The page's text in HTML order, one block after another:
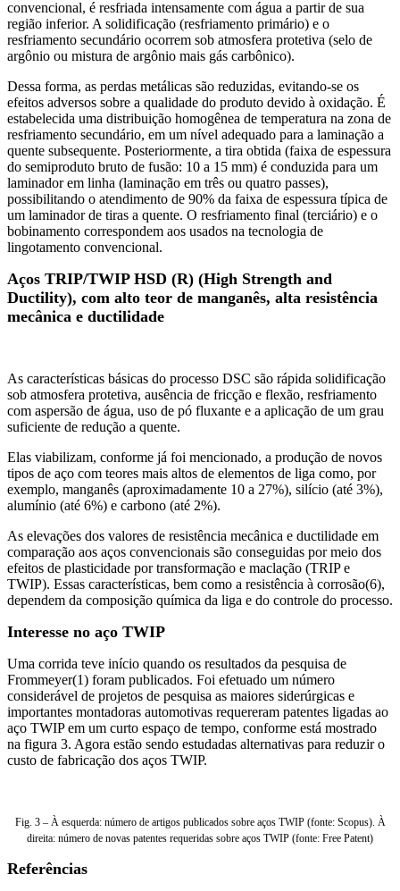
convencional, é resfriada intensamente com água a partir de sua
região inferior. A solidificação (resfriamento primário) e o
resfriamento secundário ocorrem sob atmosfera protetiva (selo de
argônio ou mistura de argônio mais gás carbônico).
Dessa forma, as perdas metálicas são reduzidas, evitando-se os
efeitos adversos sobre a qualidade do produto devido à oxidação. É
estabelecida uma distribuição homogênea de temperatura na zona de
resfriamento secundário, em um nível adequado para a laminação a
quente subsequente. Posteriormente, a tira obtida (faixa de espessura
do semiproduto bruto de fusão: 10 a 15 mm) é conduzida para um
laminador em linha (laminação em três ou quatro passes),
possibilitando o atendimento de 90% da faixa de espessura típica de
um laminador de tiras a quente. O resfriamento final (terciário) e o
bobinamento correspondem aos usados na tecnologia de
lingotamento convencional.
Aços TRIP/TWIP HSD (R) (High Strength and
Ductility), com alto teor de manganês, alta resistência
mecânica e ductilidade
As características básicas do processo DSC são rápida solidificação
sob atmosfera protetiva, ausência de fricção e flexão, resfriamento
com aspersão de água, uso de pó fluxante e a aplicação de um grau
suficiente de redução a quente.
Elas viabilizam, conforme já foi mencionado, a produção de novos
tipos de aço com teores mais altos de elementos de liga como, por
exemplo, manganês (aproximadamente 10 a 27%), silício (até 3%),
alumínio (até 6%) e carbono (até 2%).
As elevações dos valores de resistência mecânica e ductilidade em
comparação aos aços convencionais são conseguidas por meio dos
efeitos de plasticidade por transformação e maclação (TRIP e
TWIP). Essas características, bem como a resistência à corrosão(6),
dependem da composição química da liga e do controle do processo.
Interesse no aço TWIP
Uma corrida teve início quando os resultados da pesquisa de
Frommeyer(1) foram publicados. Foi efetuado um número
considerável de projetos de pesquisa as maiores siderúrgicas e
importantes montadoras automotivas requereram patentes ligadas ao
aço TWIP em um curto espaço de tempo, conforme está mostrado
na figura 3. Agora estão sendo estudadas alternativas para reduzir o
custo de fabricação dos aços TWIP.
Fig. 3 – À esquerda: número de artigos publicados sobre aços TWIP (fonte: Scopus). À
direita: número de novas patentes requeridas sobre aços TWIP (fonte: Free Patent)
Referências